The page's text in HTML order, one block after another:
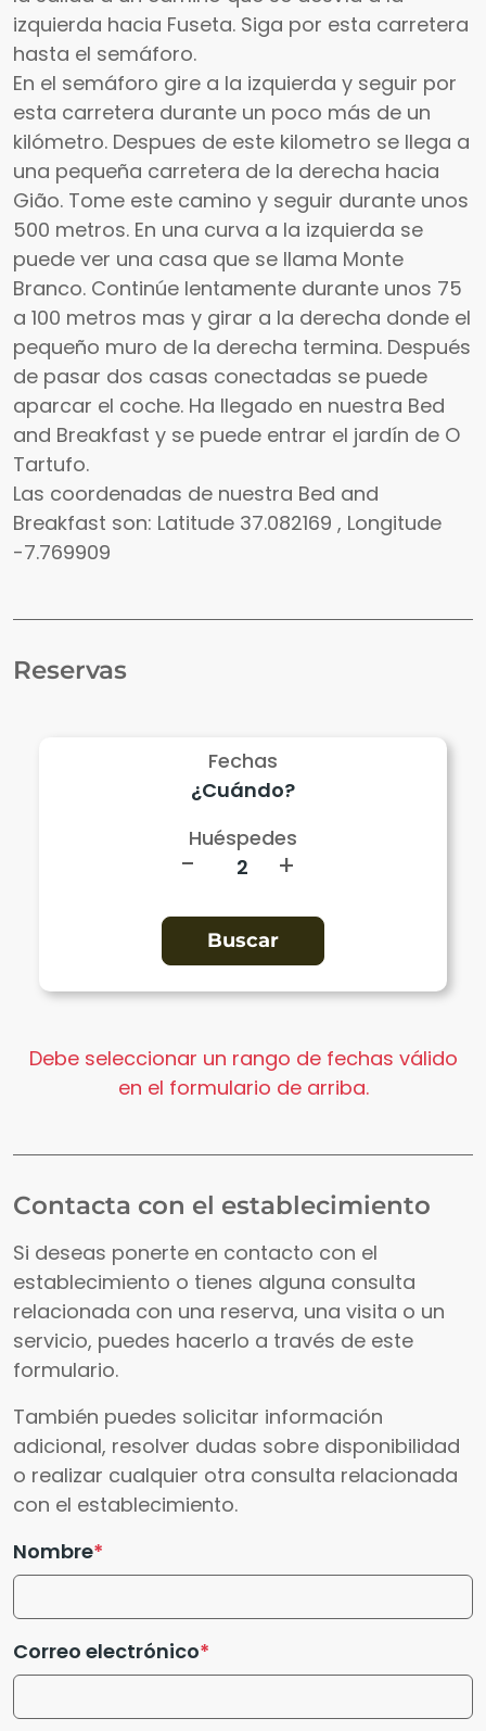
izquierda hacia Fuseta. Siga por esta carretera
hasta el semáforo.
En el semáforo gire a la izquierda y seguir por
esta carretera durante un poco más de un
kilómetro. Despues de este kilometro se llega a
una pequeña carretera de la derecha hacia
Gião. Tome este camino y seguir durante unos
500 metros. En una curva a la izquierda se
puede ver una casa que se llama Monte
Branco. Continúe lentamente durante unos 75
a 100 metros mas y girar a la derecha donde el
pequeño muro de la derecha termina. Después
de pasar dos casas conectadas se puede
aparcar el coche. Ha llegado en nuestra Bed
and Breakfast y se puede entrar el jardín de O
Tartufo.
Las coordenadas de nuestra Bed and
Breakfast son: Latitude 37.082169 , Longitude
-7.769909
Reservas
Fechas
Huéspedes
- +
Debe seleccionar un rango de fechas válido
en el formulario de arriba.
Contacta con el establecimiento
Si deseas ponerte en contacto con el
establecimiento o tienes alguna consulta
relacionada con una reserva, una visita o un
servicio, puedes hacerlo a través de este
formulario.
También puedes solicitar información
adicional, resolver dudas sobre disponibilidad
o realizar cualquier otra consulta relacionada
con el establecimiento.
Nombre
Correo electrónico